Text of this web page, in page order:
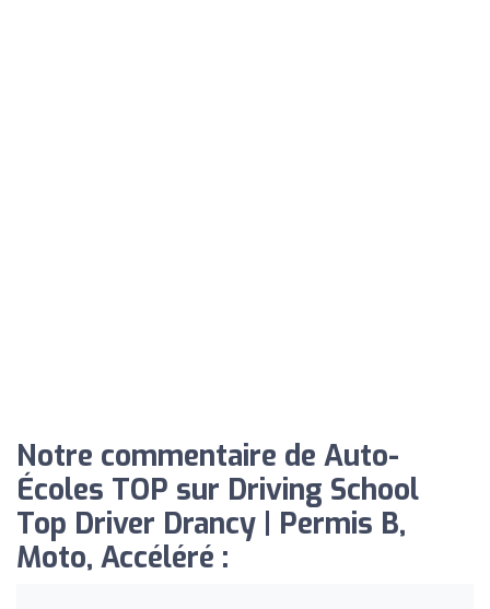
Notre commentaire de Auto-
Écoles TOP sur Driving School
Top Driver Drancy | Permis B,
Moto, Accéléré :